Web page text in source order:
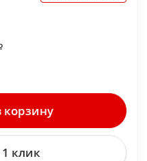
корзину
клик